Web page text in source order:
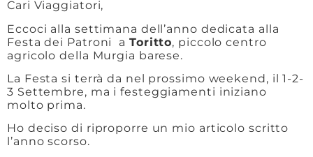
Cari Viaggiatori,
Eccoci alla settimana dell’anno dedicata alla
Festa dei Patroni a Toritto, piccolo centro
agricolo della Murgia barese.
La Festa si terrà da nel prossimo weekend, il 1-2-
3 Settembre, ma i festeggiamenti iniziano
molto prima.
Ho deciso di riproporre un mio articolo scritto
l’anno scorso.